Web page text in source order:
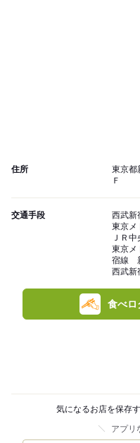
住所
東京都
Ｆ
交通手段
西武
東京
ＪＲ
東京メ
宿線
西武新
食べロ
気になるお店を保存
アプリ